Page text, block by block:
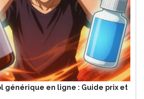
générique en ligne : Guide prix et